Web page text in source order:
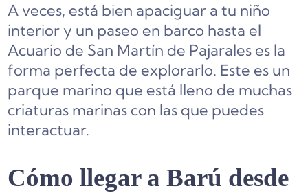
A veces, está bien apaciguar a tu niño
interior y un paseo en barco hasta el
Acuario de San Martín de Pajarales es la
forma perfecta de explorarlo. Este es un
parque marino que está lleno de muchas
criaturas marinas con las que puedes
interactuar.
Cómo llegar a Barú desde